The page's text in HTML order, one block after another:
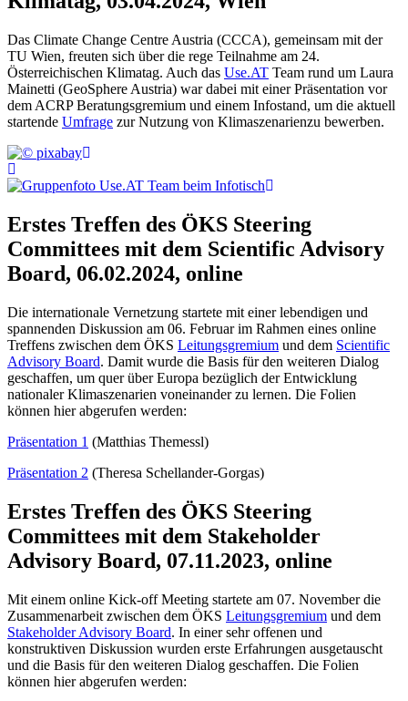
Das Climate Change Centre Austria (CCCA), gemeinsam mit der
TU Wien, freuten sich über die rege Teilnahme am 24.
Österreichischen Klimatag. Auch das Use.AT Team rund um Laura
Mainetti (GeoSphere Austria) war dabei mit einer Präsentation vor
dem ACRP Beratungsgremium und einem Infostand, um die aktuell
startende Umfrage zur Nutzung von Klimaszenarienzu bewerben.
Erstes Treffen des ÖKS Steering
Committees mit dem Scientific Advisory
Board, 06.02.2024, online
Die internationale Vernetzung startete mit einer lebendigen und
spannenden Diskussion am 06. Februar im Rahmen eines online
Treffens zwischen dem ÖKS Leitungsgremium und dem Scientific
Advisory Board. Damit wurde die Basis für den weiteren Dialog
geschaffen, um quer über Europa bezüglich der Entwicklung
nationaler Klimaszenarien voneinander zu lernen. Die Folien
können hier abgerufen werden:
Präsentation 1 (Matthias Themessl)
Präsentation 2 (Theresa Schellander-Gorgas)
Erstes Treffen des ÖKS Steering
Committees mit dem Stakeholder
Advisory Board, 07.11.2023, online
Mit einem online Kick-off Meeting startete am 07. November die
Zusammenarbeit zwischen dem ÖKS Leitungsgremium und dem
Stakeholder Advisory Board. In einer sehr offenen und
konstruktiven Diskussion wurden erste Erfahrungen ausgetauscht
und die Basis für den weiteren Dialog geschaffen. Die Folien
können hier abgerufen werden: